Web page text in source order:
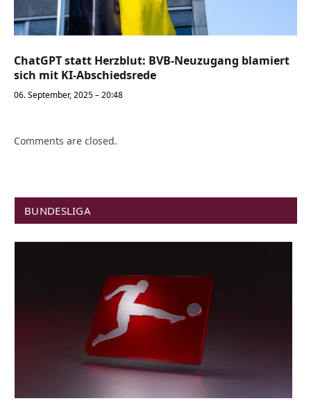
ChatGPT statt Herzblut: BVB-Neuzugang blamiert
sich mit KI-Abschiedsrede
06. September, 2025 – 20:48
Comments are closed.
BUNDESLIGA